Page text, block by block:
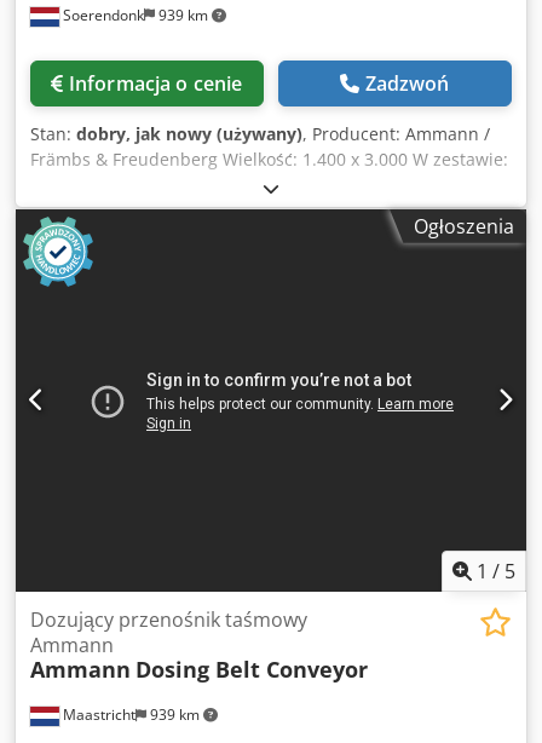
Soerendonk 939 km
Informacja o cenie Zadzwoń
Stan: dobry, jak nowy (używany), Producent: Ammann /
Främbs & Freudenberg Wielkość: 1.400 x 3.000 W zestawie:
- Silnik elektryczny - Wał Cardana - Elementy sprężyste.
Chjdpfx Aog Snutektea Sito wibracyjne jest po remoncie,
piaskowane i malowane.
Ogłoszenia
1 / 5
Maastricht 939 km
Dozujący przenośnik taśmowy
Ammann
Ammann Dosing Belt Conveyor